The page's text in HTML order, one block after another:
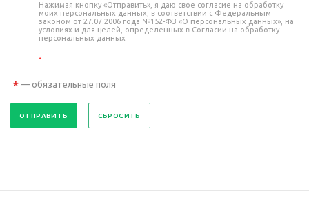
Нажимая кнопку «Отправить», я даю свое согласие на обработку
моих персональных данных, в соответствии с Федеральным
законом от 27.07.2006 года №152-ФЗ «О персональных данных», на
условиях и для целей, определенных в Согласии на обработку
персональных данных
*
* — обязательные поля
СБРОСИТЬ